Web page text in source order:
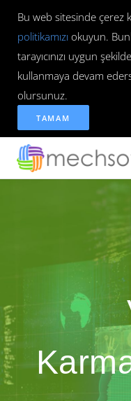
Bu web sitesinde çerez
politikamızı okuyun.
tarayıcınızı uygun
kullanmaya devam
olursunuz.
TAMAM